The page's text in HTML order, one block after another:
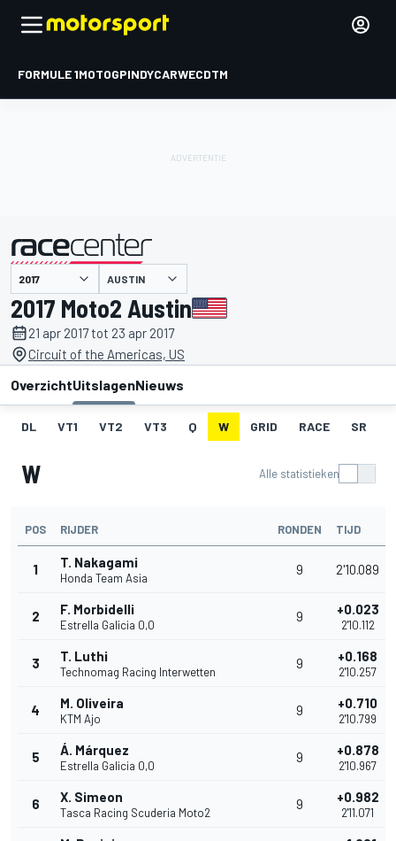
FORMULE 1MOTOGPINDYCARWECDTM
gepresenteerd door AUSTIN
2017 Moto2 Austin
21 apr 2017 tot 23 apr 2017
Circuit of the Americas, US
OverzichtUitslagenNieuws
DL VT1 VT2 VT3 Q W GRID RACE SR
W Alle statistieken
POS RIJDER RONDEN TIJD
1 T. Nakagami
Honda Team Asia
9 2'10.089
2 F. Morbidelli
Estrella Galicia 0,0
9 +0.023
2'10.112
3 T. Luthi
Technomag Racing Interwetten
9 +0.168
2'10.257
4 M. Oliveira
KTM Ajo
9 +0.710
2'10.799
5 Á. Márquez
Estrella Galicia 0,0
9 +0.878
2'10.967
6 X. Simeon
Tasca Racing Scuderia Moto2
9 +0.982
2'11.071